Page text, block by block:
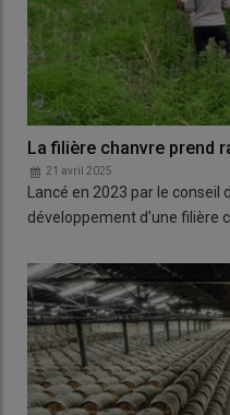
La filière chanvre prend
21 avril 2025
Lancé en 2023 par le
développement d'une filière